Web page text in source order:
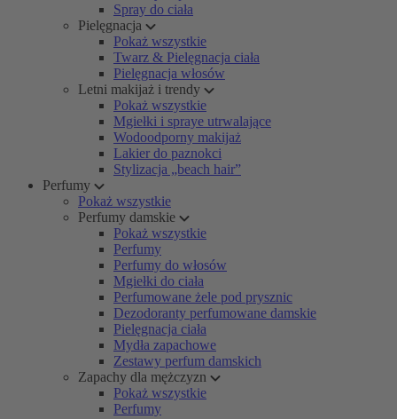
Spray do ciała
Pielęgnacja
Pokaż wszystkie
Twarz & Pielęgnacja ciała
Pielęgnacja włosów
Letni makijaż i trendy
Pokaż wszystkie
Mgiełki i spraye utrwalające
Wodoodporny makijaż
Lakier do paznokci
Stylizacja „beach hair”
Perfumy
Pokaż wszystkie
Perfumy damskie
Pokaż wszystkie
Perfumy
Perfumy do włosów
Mgiełki do ciała
Perfumowane żele pod prysznic
Dezodoranty perfumowane damskie
Pielęgnacja ciała
Mydła zapachowe
Zestawy perfum damskich
Zapachy dla mężczyzn
Pokaż wszystkie
Perfumy